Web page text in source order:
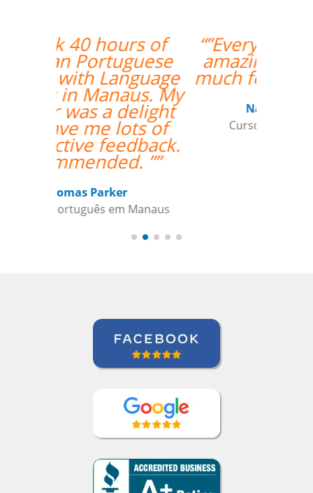
“”Everything is going
amazing! Thanks so
much for your help!””
Nathan Miller
Curso de em Manaus